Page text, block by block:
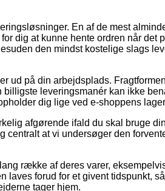
En af de mest
dig at kunne hente ordren når det
den mindst kostelige slags
ud på din arbejdsplads.
billigste leveringsmanér kan ikke
dig lige ved e-shoppens
afgørende ifald du skal bruge
centralt at vi undersøger den
række af deres varer,
laves forud for et givent tidspunkt,
tager hjem.